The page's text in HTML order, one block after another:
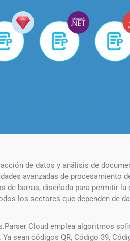
de datos y análisis de
avanzadas de
de barras, diseñada para permitir
los sectores que dependen de
Cloud emplea algoritmos
sean códigos QR, Código 39,